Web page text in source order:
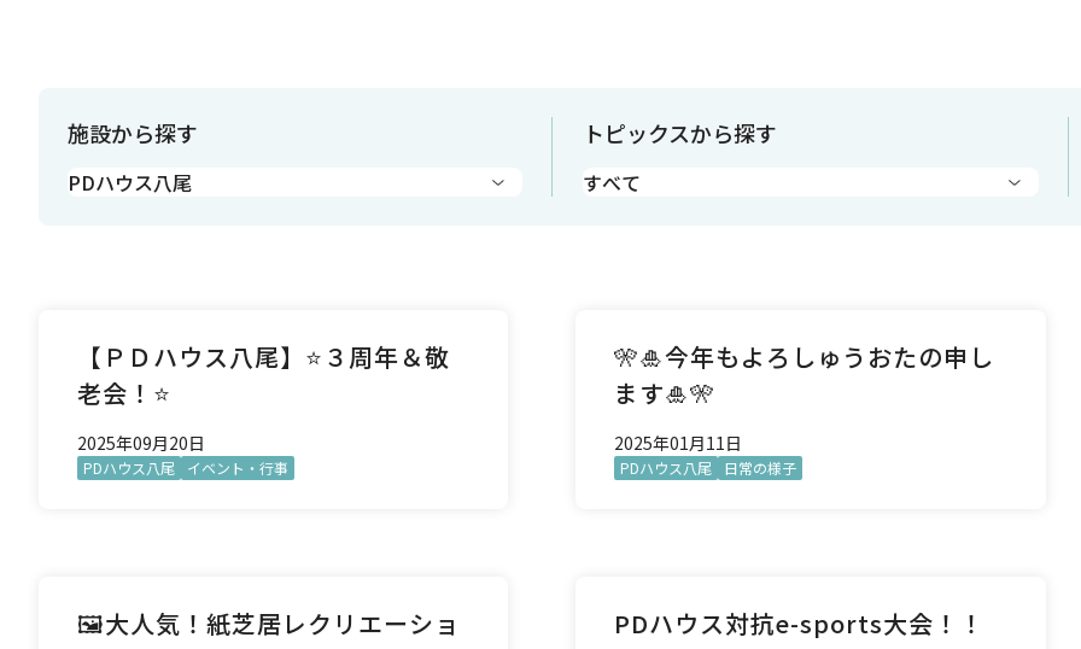
施設から探す トピックスから探す
【ＰＤハウス八尾】⭐３周年＆敬
老会！⭐
2025年09月20日
PDハウス八尾 イベント・行事
🎌🎍今年もよろしゅうおたの申し
ます🎍🎌
2025年01月11日
PDハウス八尾 日常の様子
🖼️大人気！紙芝居レクリエーショ
PDハウス対抗e-sports大会！！